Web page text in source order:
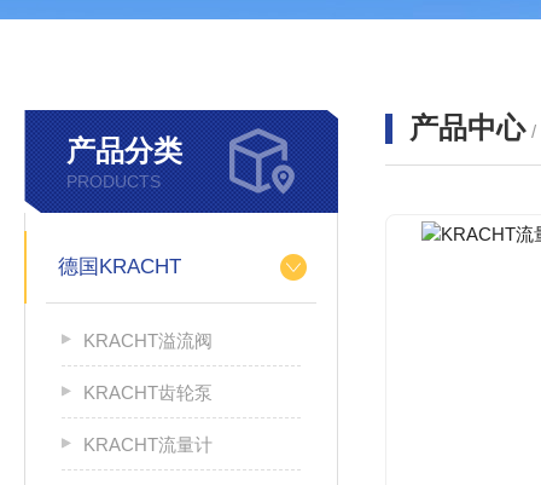
产品分类
PRODUCTS
德国KRACHT
KRACHT溢流阀
KRACHT齿轮泵
KRACHT流量计
产品中心 /